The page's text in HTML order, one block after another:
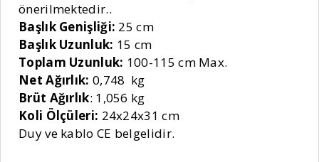
önerilmektedir..
Başlık Genişliği: 25 cm
Başlık Uzunluk: 15 cm
Toplam Uzunluk: 100-115 cm Max.
Net Ağırlık: 0,748 kg
Brüt Ağırlık: 1,056 kg
Koli Ölçüleri: 24x24x31 cm
Duy ve kablo CE belgelidir.